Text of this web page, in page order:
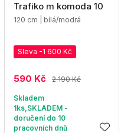
Trafiko m komoda 10
120 cm | bílá/modrá
Sleva -1 600 Kč
590 Kč 2 190 Kč
Skladem
1ks,SKLADEM -
doručení do 10
pracovních dnů